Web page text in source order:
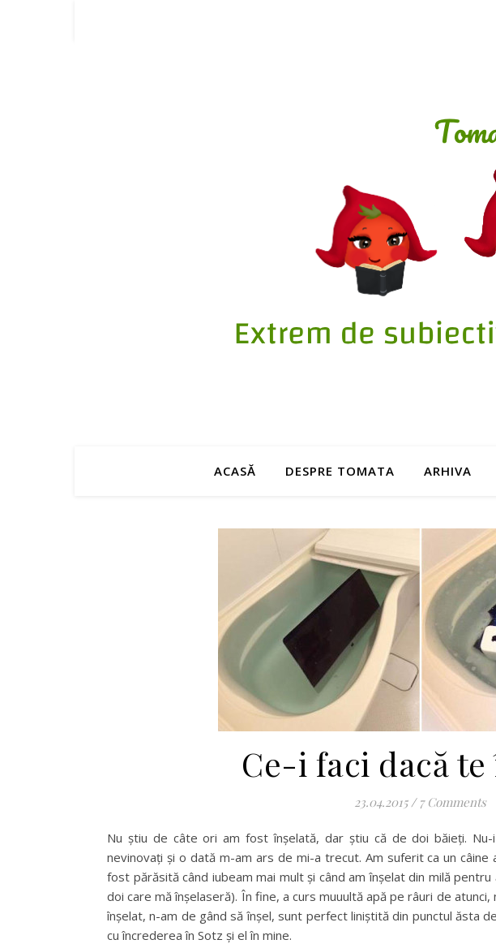
ACASĂ DESPRE TOMATA ARHIVA
Ce-i faci dacă te
23.04.2015 / 7 Comments
Nu știu de câte ori am fost înșelată, dar știu că de doi băieți.
nevinovați și o dată m-am ars de mi-a trecut. Am suferit ca un câine
fost părăsită când iubeam mai mult și când am înșelat din milă
doi care mă înșelaseră). În fine, a curs muuultă apă pe râuri de
înșelat, n-am de gând să înșel, sunt perfect liniștită din punctul ăsta
cu încrederea în Sotz și el în mine.